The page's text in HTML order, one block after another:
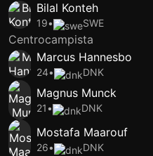
Bilal Konteh
19• SWE
Centrocampista
Marcus Hannesbo
24• DNK
Magnus Munck
21• DNK
Mostafa Maarouf
26• DNK